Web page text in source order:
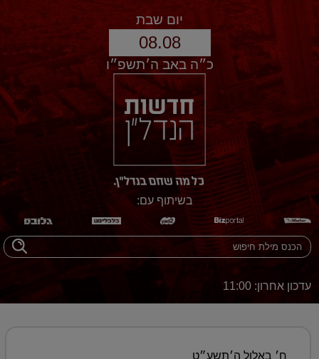
יום שבת
08.08
כ״ה באב ה׳תשפ״ו
בשיתוף עם:
עדכון אחרון: 11:00
ח׳ באלול ה׳תשע״ט